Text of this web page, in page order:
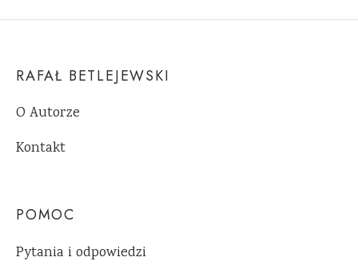
RAFAŁ BETLEJEWSKI
O Autorze
Kontakt
POMOC
Pytania i odpowiedzi